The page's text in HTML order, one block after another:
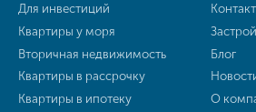
Для инвестиций
Квартиры у моря
Вторичная недвижимость
Квартиры в рассрочку
Квартиры в ипотеку
Блог
О